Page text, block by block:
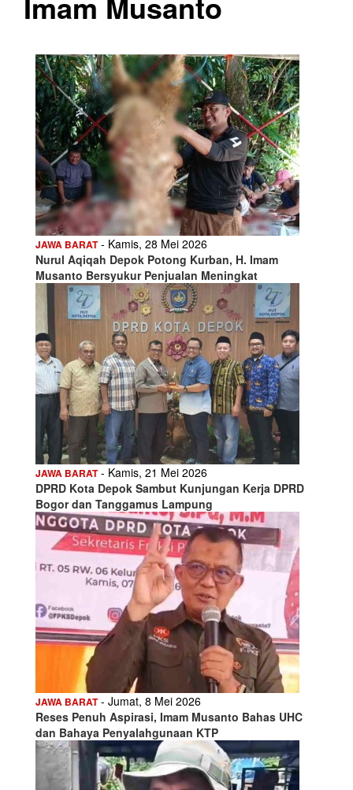
JAWA BARAT- Kamis, 28 Mei 2026
Nurul Aqiqah Depok Potong Kurban, H. Imam
Musanto Bersyukur Penjualan Meningkat
JAWA BARAT- Kamis, 21 Mei 2026
DPRD Kota Depok Sambut Kunjungan Kerja DPRD
Bogor dan Tanggamus Lampung
JAWA BARAT- Jumat, 8 Mei 2026
Reses Penuh Aspirasi, Imam Musanto Bahas UHC
dan Bahaya Penyalahgunaan KTP